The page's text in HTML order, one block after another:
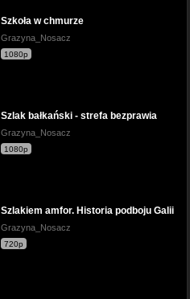
Szkoła w chmurze
Grazyna_Nosacz
1080p
Szlak bałkański - strefa bezprawia
Grazyna_Nosacz
1080p
Szlakiem amfor. Historia podboju Galii
Grazyna_Nosacz
720p